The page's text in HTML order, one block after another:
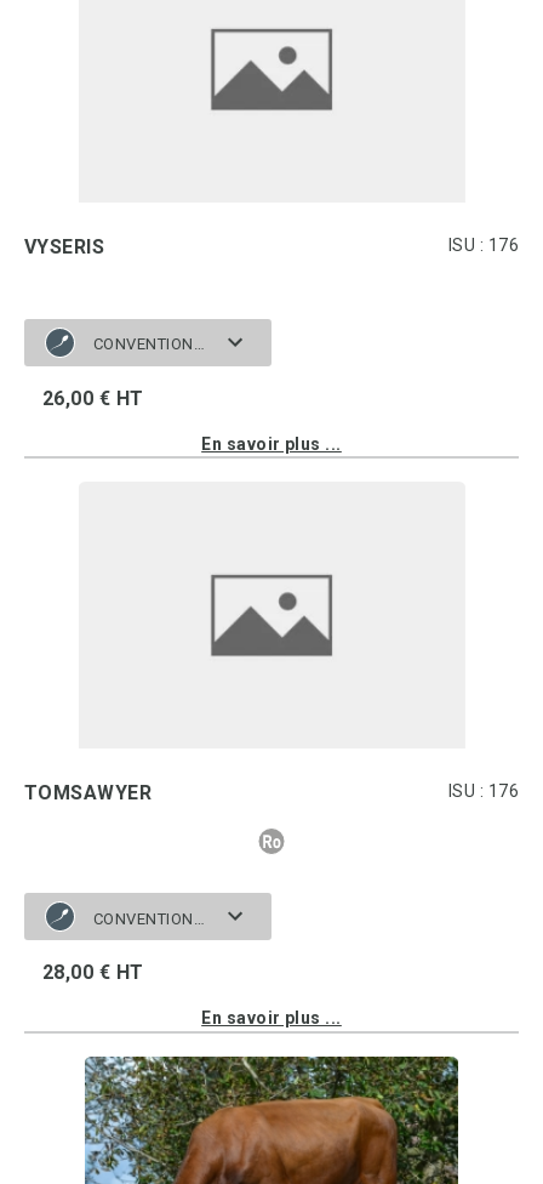
VYSERIS ISU : 176
CONVENTIONNELLE
26,00 € HT
En savoir plus ...
TOMSAWYER ISU : 176
CONVENTIONNELLE
28,00 € HT
En savoir plus ...